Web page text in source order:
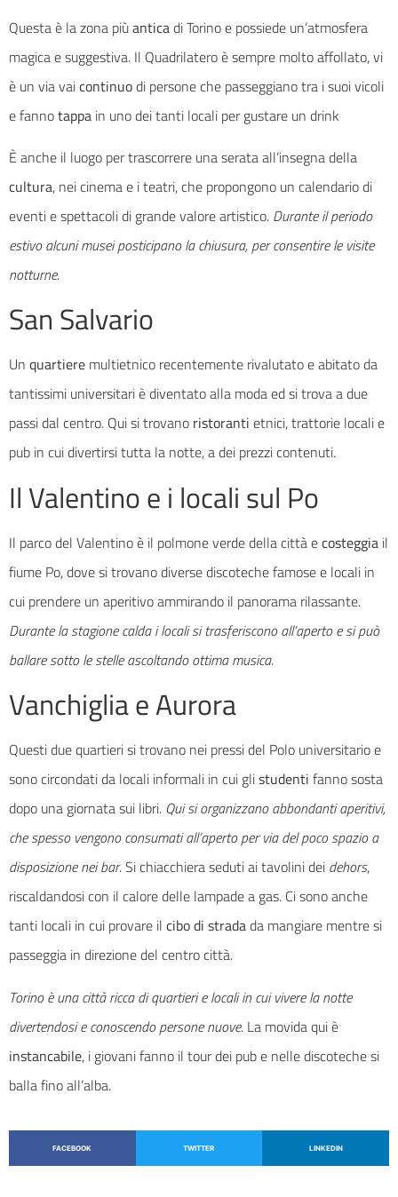
Questa è la zona piùanticadi Torino e possiede un’atmosfera
magica e suggestiva. Il Quadrilatero è sempre molto affollato, vi
è un via vaicontinuodi persone che passeggiano tra i suoi vicoli
e fannotappa in uno dei tanti locali per gustare un drink
È anche il luogo per trascorrere una serata all’insegna della
cultura, nei cinema e i teatri, che propongono un calendario di
eventi e spettacoli di grande valore artistico. Durante il periodo
estivo alcuni musei posticipano la chiusura, per consentire le visite
notturne.
San Salvario
Un quartiere multietnico recentemente rivalutato e abitato da
tantissimi universitari è diventato alla moda ed si trova a due
passi dal centro. Qui si trovano ristoranti etnici, trattorie locali e
pub in cui divertirsi tutta la notte, a dei prezzi contenuti.
Il Valentino e i locali sul Po
Il parco del Valentino è il polmone verde della città ecosteggia il
fiume Po, dove si trovano diverse discoteche famose e locali in
cui prendere un aperitivo ammirando il panorama rilassante.
Durante la stagione calda i locali si trasferiscono all’aperto e si può
ballare sotto le stelle ascoltando ottima musica.
Vanchiglia e Aurora
Questi due quartieri si trovano nei pressi del Polo universitario e
sono circondati da locali informali in cui glistudenti fanno sosta
dopo una giornata sui libri. Qui si organizzano abbondanti aperitivi,
che spesso vengono consumati all’aperto per via del poco spazio a
disposizione nei bar. Si chiacchiera seduti ai tavolini dei dehors,
riscaldandosi con il calore delle lampade a gas. Ci sono anche
tanti locali in cui provare il cibo di stradada mangiare mentre si
passeggia in direzione del centro città.
Torino è una città ricca di quartieri e locali in cui vivere la notte
divertendosi e conoscendo persone nuove. La movida qui è
instancabile, i giovani fanno il tour dei pub e nelle discoteche si
balla fino all’alba.
FACEBOOK TWITTER LINKEDIN